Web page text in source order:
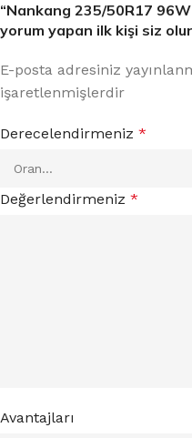
“Nankang 235/50R17
yorum yapan ilk kişi siz
E-posta adresiniz
işaretlenmişlerdir
Derecelendirmeniz *
Değerlendirmeniz *
Avantajları